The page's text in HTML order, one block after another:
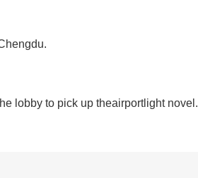
lobby to pick up theairportlight novel.